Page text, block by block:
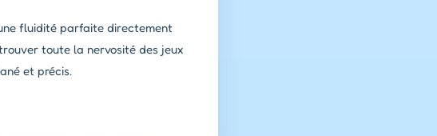
fluidité parfaite directement
toute la nervosité des jeux
et précis.